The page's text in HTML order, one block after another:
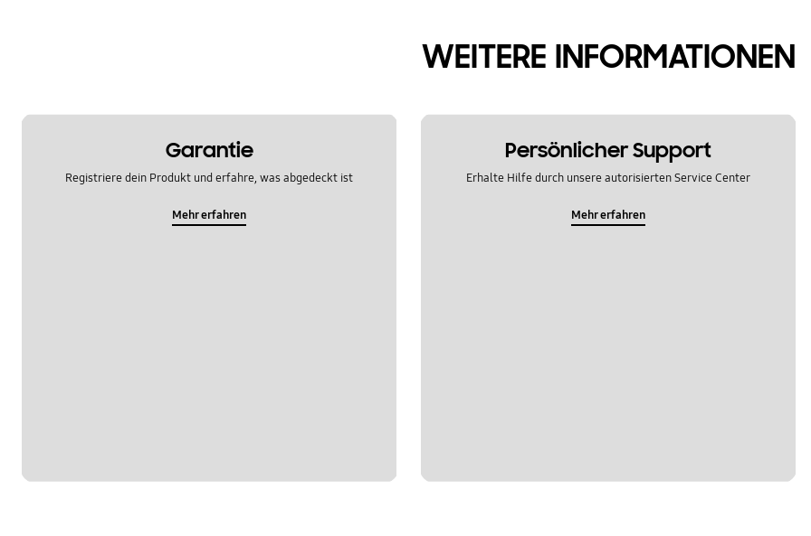
WEITERE INFORMATIONEN
Garantie
Registriere dein Produkt und erfahre, was abgedeckt ist
Mehr erfahren
Persönlicher Support
Erhalte Hilfe durch unsere autorisierten Service Center
Mehr erfahren